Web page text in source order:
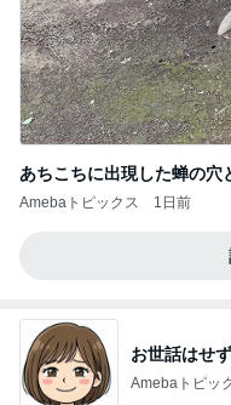
あちこちに出現した蝉の穴
Amebaトピックス 1日前
お世話はせ
Amebaトピッ